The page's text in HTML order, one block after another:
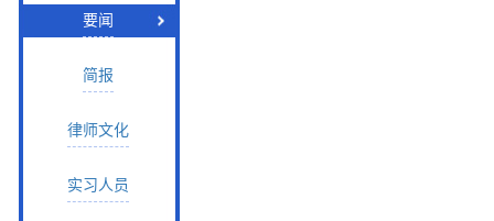
要闻
简报
律师文化
实习人员